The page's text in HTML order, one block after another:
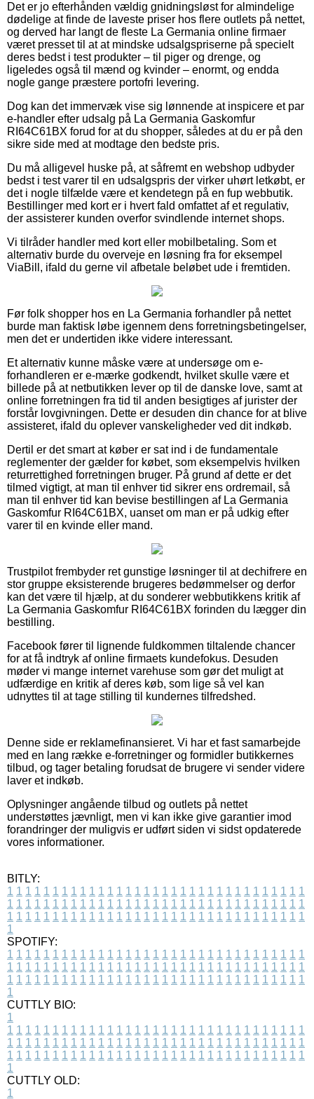
Det er jo efterhånden vældig gnidningsløst for almindelige
dødelige at finde de laveste priser hos flere outlets på nettet,
og derved har langt de fleste La Germania online firmaer
været presset til at at mindske udsalgspriserne på specielt
deres bedst i test produkter – til piger og drenge, og
ligeledes også til mænd og kvinder – enormt, og endda
nogle gange præstere portofri levering.
Dog kan det immervæk vise sig lønnende at inspicere et par
e-handler efter udsalg på La Germania Gaskomfur
RI64C61BX forud for at du shopper, således at du er på den
sikre side med at modtage den bedste pris.
Du må alligevel huske på, at såfremt en webshop udbyder
bedst i test varer til en udsalgspris der virker uhørt letkøbt, er
det i nogle tilfælde være et kendetegn på en fup webbutik.
Bestillinger med kort er i hvert fald omfattet af et regulativ,
der assisterer kunden overfor svindlende internet shops.
Vi tilråder handler med kort eller mobilbetaling. Som et
alternativ burde du overveje en løsning fra for eksempel
ViaBill, ifald du gerne vil afbetale beløbet ude i fremtiden.
Før folk shopper hos en La Germania forhandler på nettet
burde man faktisk løbe igennem dens forretningsbetingelser,
men det er undertiden ikke videre interessant.
Et alternativ kunne måske være at undersøge om e-
forhandleren er e-mærke godkendt, hvilket skulle være et
billede på at netbutikken lever op til de danske love, samt at
online forretningen fra tid til anden besigtiges af jurister der
forstår lovgivningen. Dette er desuden din chance for at blive
assisteret, ifald du oplever vanskeligheder ved dit indkøb.
Dertil er det smart at køber er sat ind i de fundamentale
reglementer der gælder for købet, som eksempelvis hvilken
returrettighed forretningen bruger. På grund af dette er det
tilmed vigtigt, at man til enhver tid sikrer ens ordremail, så
man til enhver tid kan bevise bestillingen af La Germania
Gaskomfur RI64C61BX, uanset om man er på udkig efter
varer til en kvinde eller mand.
Trustpilot frembyder ret gunstige løsninger til at dechifrere en
stor gruppe eksisterende brugeres bedømmelser og derfor
kan det være til hjælp, at du sonderer webbutikkens kritik af
La Germania Gaskomfur RI64C61BX forinden du lægger din
bestilling.
Facebook fører til lignende fuldkommen tiltalende chancer
for at få indtryk af online firmaets kundefokus. Desuden
møder vi mange internet varehuse som gør det muligt at
udfærdige en kritik af deres køb, som lige så vel kan
udnyttes til at tage stilling til kundernes tilfredshed.
Denne side er reklamefinansieret. Vi har et fast samarbejde
med en lang række e-forretninger og formidler butikkernes
tilbud, og tager betaling forudsat de brugere vi sender videre
laver et indkøb.
Oplysninger angående tilbud og outlets på nettet
understøttes jævnligt, men vi kan ikke give garantier imod
forandringer der muligvis er udført siden vi sidst opdaterede
vores informationer.
BITLY:
1 1 1 1 1 1 1 1 1 1 1 1 1 1 1 1 1 1 1 1 1 1 1 1 1 1 1 1 1 1 1 1 1
1 1 1 1 1 1 1 1 1 1 1 1 1 1 1 1 1 1 1 1 1 1 1 1 1 1 1 1 1 1 1 1 1
1 1 1 1 1 1 1 1 1 1 1 1 1 1 1 1 1 1 1 1 1 1 1 1 1 1 1 1 1 1 1 1 1
1
SPOTIFY:
1 1 1 1 1 1 1 1 1 1 1 1 1 1 1 1 1 1 1 1 1 1 1 1 1 1 1 1 1 1 1 1 1
1 1 1 1 1 1 1 1 1 1 1 1 1 1 1 1 1 1 1 1 1 1 1 1 1 1 1 1 1 1 1 1 1
1 1 1 1 1 1 1 1 1 1 1 1 1 1 1 1 1 1 1 1 1 1 1 1 1 1 1 1 1 1 1 1 1
1
CUTTLY BIO:
1
1 1 1 1 1 1 1 1 1 1 1 1 1 1 1 1 1 1 1 1 1 1 1 1 1 1 1 1 1 1 1 1 1
1 1 1 1 1 1 1 1 1 1 1 1 1 1 1 1 1 1 1 1 1 1 1 1 1 1 1 1 1 1 1 1 1
1 1 1 1 1 1 1 1 1 1 1 1 1 1 1 1 1 1 1 1 1 1 1 1 1 1 1 1 1 1 1 1 1
1
CUTTLY OLD:
1